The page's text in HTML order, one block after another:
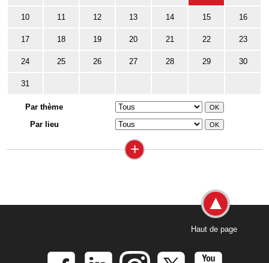
10 11 12 13 14 15 16
17 18 19 20 21 22 23
24 25 26 27 28 29 30
31
Par thème
Par lieu
+
Haut de page